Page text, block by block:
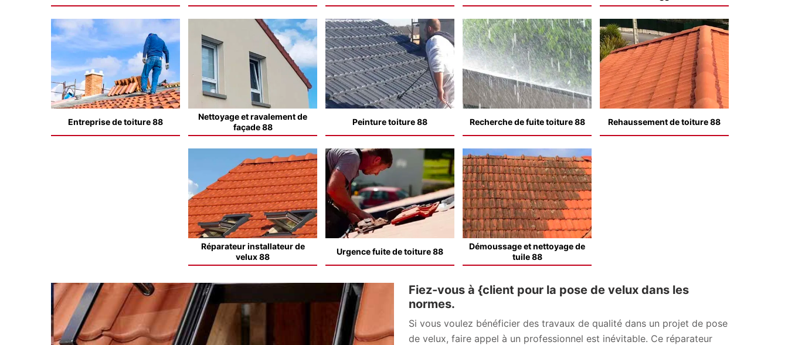
Entreprise de toiture 88
Nettoyage et ravalement de
façade 88
Peinture toiture 88 Recherche de fuite toiture 88 Rehaussement de toiture 88
Réparateur installateur de
velux 88
Urgence fuite de toiture 88
Démoussage et nettoyage de
tuile 88
Fiez-vous à {client pour la pose de velux dans les
normes.
Si vous voulez bénéficier des travaux de qualité dans un projet de pose
de velux, faire appel à un professionnel est inévitable. Ce réparateur